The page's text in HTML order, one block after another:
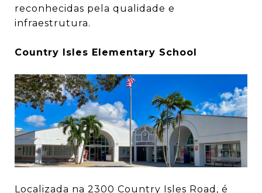
reconhecidas pela qualidade e
infraestrutura.
Country Isles Elementary School
Localizada na 2300 Country Isles Road, é